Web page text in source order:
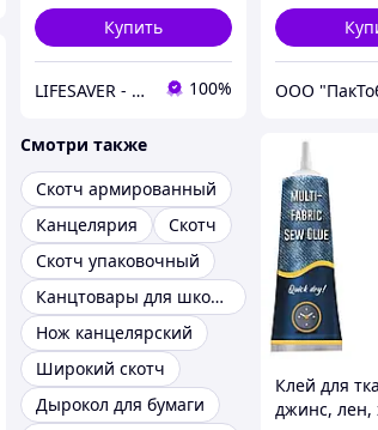
Купить
LIFESAVER - ЛайфСейвер 100%
Смотри также
Скотч армированный
Канцелярия
Скотч
Скотч упаковочный
Канцтовары для школы
Нож канцелярский
Широкий скотч
Дырокол для бумаги
Клей для
джинс, лен,